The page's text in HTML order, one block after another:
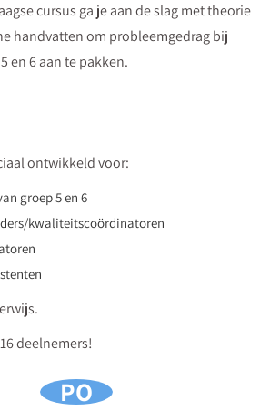
cursus ga je aan de slag met theorie
handvatten om probleemgedrag bij
en 6 aan te pakken.
ontwikkeld voor:
groep 5 en 6
kwaliteitscoördinatoren
deelnemers!
PO